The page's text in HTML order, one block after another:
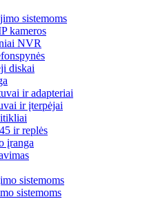
sistemoms
kameros
NVR
diskai
ir adapteriai
ir įterpėjai
ir replės
įranga
sistemoms
sistemoms